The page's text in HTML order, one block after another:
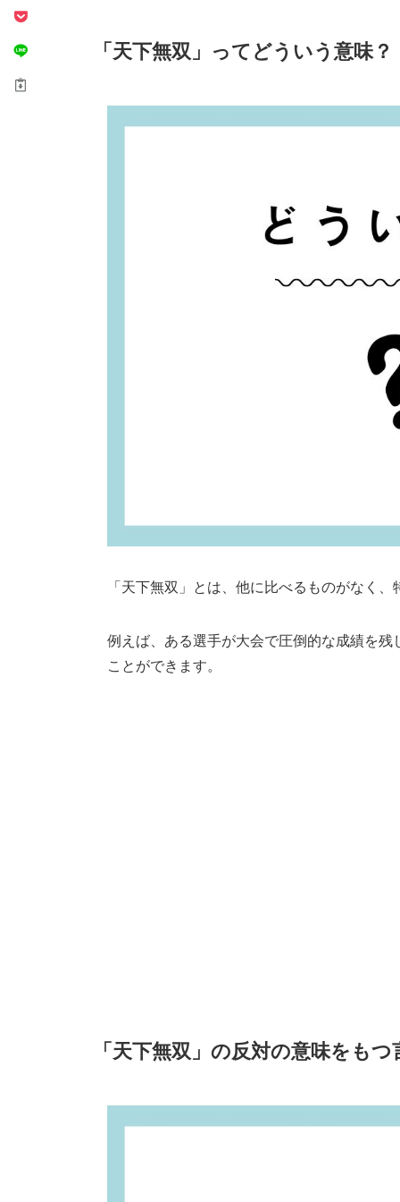
「天下無双」ってどういう意味？
「天下無双」とは、他に比べるものがなく
例えば、ある選手が大会で圧倒的な成績を
ことができます。
「天下無双」の反対の意味をもつ